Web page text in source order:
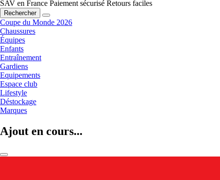
SAV en France Paiement sécurisé Retours faciles
Rechercher
Coupe du Monde 2026
Chaussures
Équipes
Enfants
Entraînement
Gardiens
Equipements
Espace club
Lifestyle
Déstockage
Marques
Ajout en cours...